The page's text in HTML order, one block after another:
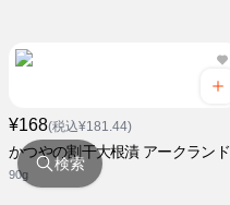
¥168(税込¥181.44)
かつやの割干大根漬 アークランド
90g
検索